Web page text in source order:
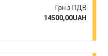
Грн з ПДВ
14500,00UAH